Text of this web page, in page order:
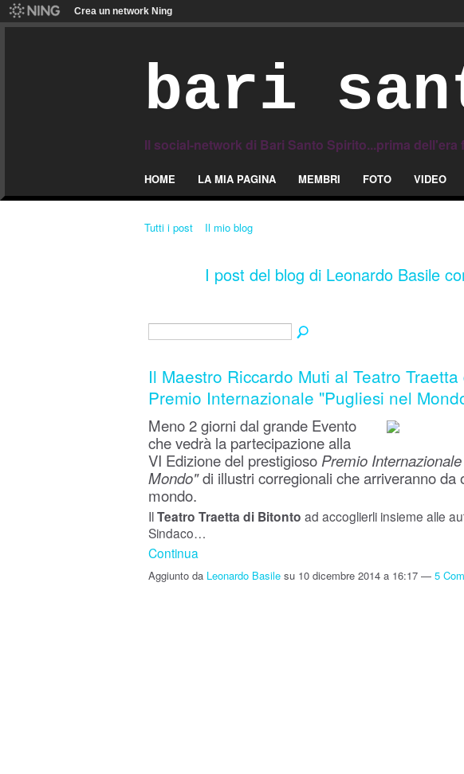
Crea un network Ning
bari
Il social-network di Bari Santo Spirito...prima dell'era
HOME LA MIA PAGINA MEMBRI FOTO VIDEO
Tutti i post Il mio blog
I post del blog di Leonardo Basile
Il Maestro Riccardo Muti al Teatro
Premio Internazionale "Pugliesi nel
Meno 2 giorni dal grande Evento
che vedrà la partecipazione alla
VI Edizione del prestigioso Premio
Mondo"di illustri corregionali che arriveranno da
mondo.
IlTeatro Traetta di Bitonto ad accoglierli insieme alle
Sindaco…
Continua
Aggiunto da Leonardo Basile su 10 dicembre 2014 a 16:17 — 5